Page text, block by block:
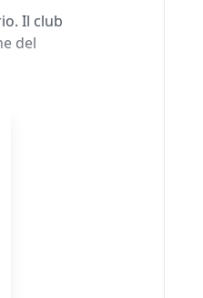
Il club
del